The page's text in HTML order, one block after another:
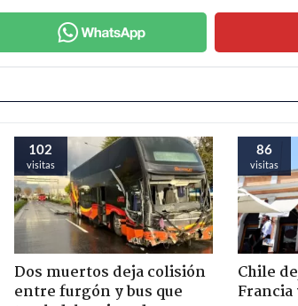
102
visitas
Dos muertos deja colisión
entre furgón y bus que
86
visitas
Chile